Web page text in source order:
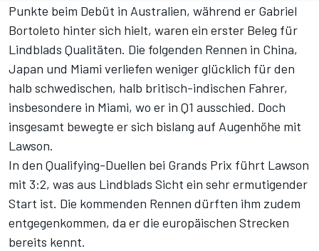
Punkte beim Debüt in Australien, während er Gabriel
Bortoleto hinter sich hielt, waren ein erster Beleg für
Lindblads Qualitäten. Die folgenden Rennen in China,
Japan und Miami verliefen weniger glücklich für den
halb schwedischen, halb britisch-indischen Fahrer,
insbesondere in Miami, wo er in Q1 ausschied. Doch
insgesamt bewegte er sich bislang auf Augenhöhe mit
Lawson.
In den Qualifying-Duellen bei Grands Prix führt Lawson
mit 3:2, was aus Lindblads Sicht ein sehr ermutigender
Start ist. Die kommenden Rennen dürften ihm zudem
entgegenkommen, da er die europäischen Strecken
bereits kennt.